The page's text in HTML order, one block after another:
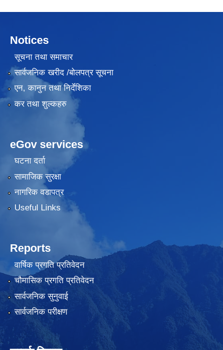
Notices
सूचना तथा समाचार
सार्वजनिक खरीद /बोलपत्र सूचना
एन, कानुन तथा निर्देशिका
कर तथा शुल्कहरु
eGov services
घटना दर्ता
सामाजिक सुरक्षा
नागरिक वडापत्र
Useful Links
Reports
वार्षिक प्रगति प्रतिवेदन
चौमासिक प्रगति प्रतिवेदन
सार्वजनिक सुनुवाई
सार्वजनिक परीक्षण